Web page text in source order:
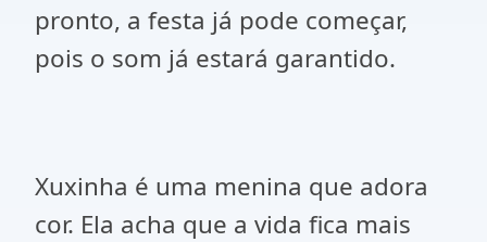
pronto, a festa já pode começar,
pois o som já estará garantido.
Xuxinha é uma menina que adora
cor. Ela acha que a vida fica mais